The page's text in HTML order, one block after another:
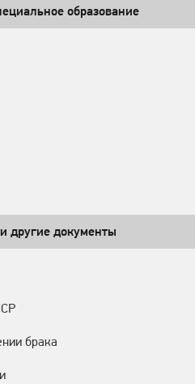
образование
другие документы
брака